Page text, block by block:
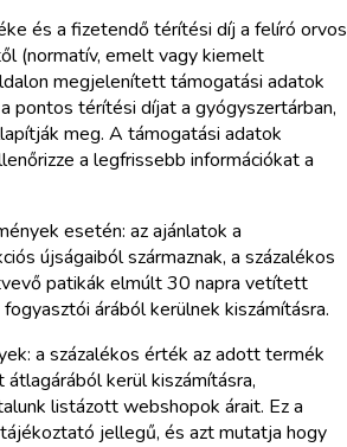
és a fizetendő térítési díj a felíró orvos
(normatív, emelt vagy kiemelt
megjelenített támogatási adatok
pontos térítési díjat a gyógyszertárban,
meg. A támogatási adatok
a legfrissebb információkat a
esetén: az ajánlatok a
újságaiból származnak, a százalékos
patikák elmúlt 30 napra vetített
árából kerülnek kiszámításra.
a százalékos érték az adott termék
kerül kiszámításra,
listázott webshopok árait. Ez a
jellegű, és azt mutatja hogy